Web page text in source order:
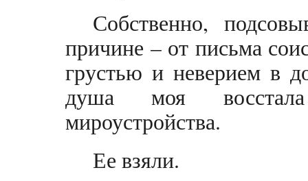
Собственно,
причине – от письма
грустью и неверием в
душа моя восстала
мироустройства.
Ее взяли.